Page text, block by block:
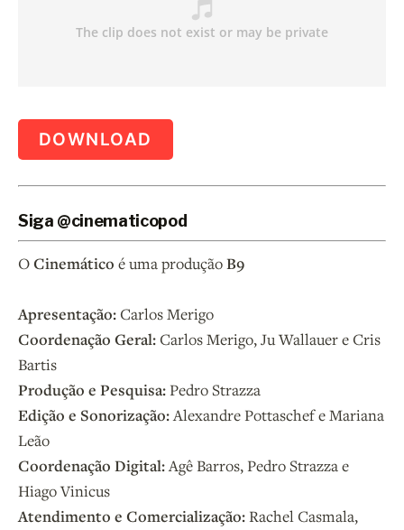
DOWNLOAD
Siga @cinematicopod
OCinemático é uma produçãoB9
Apresentação:Carlos Merigo
Coordenação Geral:Carlos Merigo, Ju Wallauer e Cris
Bartis
Produção e Pesquisa:Pedro Strazza
Edição e Sonorização:Alexandre Pottaschef e Mariana
Leão
Coordenação Digital:Agê Barros, Pedro Strazza e
Hiago Vinicus
Atendimento e Comercialização:Rachel Casmala,